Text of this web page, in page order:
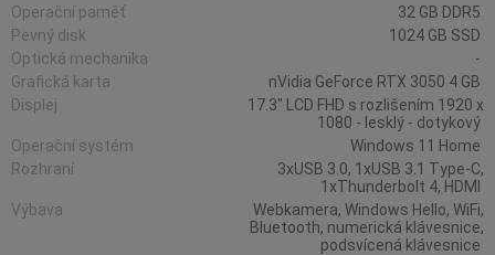
Operační paměť
32 GB DDR5
Pevný disk
1024 GB SSD
Optická mechanika
-
Grafická karta
nVidia GeForce RTX 3050 4 GB
Displej
17.3" LCD FHD s rozlišením 1920 x
1080 - lesklý - dotykový
Operační systém
Windows 11 Home
Rozhraní
3xUSB 3.0, 1xUSB 3.1 Type-C,
1xThunderbolt 4, HDMI
Výbava
Webkamera, Windows Hello, WiFi,
Bluetooth, numerická klávesnice,
podsvícená klávesnice